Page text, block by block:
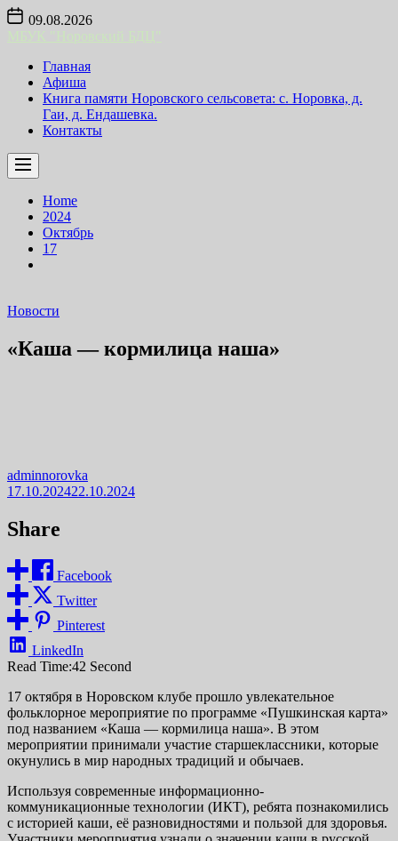
Skip
content
09.08.2026
Главная
Афиша
Книга памяти Норовского сельсовета: с. Норовка, д.
Гаи, д. Ендашевка.
Контакты
Home
2024
Октябрь
17
Новости
«Каша — кормилица наша»
adminnorovka
17.10.202422.10.2024
Share
Facebook
Twitter
Pinterest
LinkedIn
Read Time:42 Second
17 октября в Норовском клубе прошло увлекательное
фольклорное мероприятие по программе «Пушкинская карта»
под названием «Каша — кормилица наша». В этом
мероприятии принимали участие старшеклассники, которые
окунулись в мир народных традиций и обычаев.
Используя современные информационно-
коммуникационные технологии (ИКТ), ребята познакомились
с историей каши, её разновидностями и пользой для здоровья.